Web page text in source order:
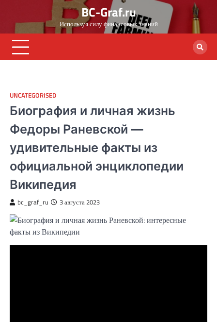
content
BC-Graf.ru
Используя силу финансовых знаний
UNCATEGORISED
Биография и личная жизнь
Федоры Раневской —
удивительные факты из
официальной энциклопедии
Википедия
bc_graf_ru 3 августа 2023